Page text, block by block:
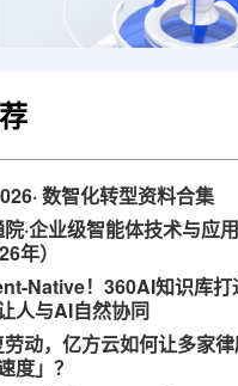
数智化转型资料合集
·企业级智能体技术与应
年）
Native！360AI知识库打
人与AI自然协同
动，亿方云如何让多家
度」？